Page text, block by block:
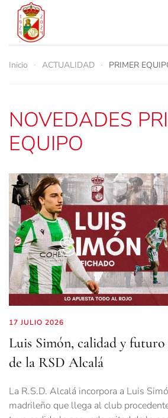
Skip to main content
Inicio ACTUALIDAD PRIMER
NOVEDADES
EQUIPO
17 JULIO 2026
Luis Simón, calidad y futuro
de la RSD Alcalá
La R.S.D. Alcalá incorpora a Luis
madrileño que llega al club